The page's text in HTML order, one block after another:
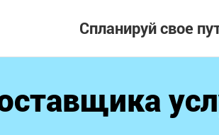
Спланируй свое